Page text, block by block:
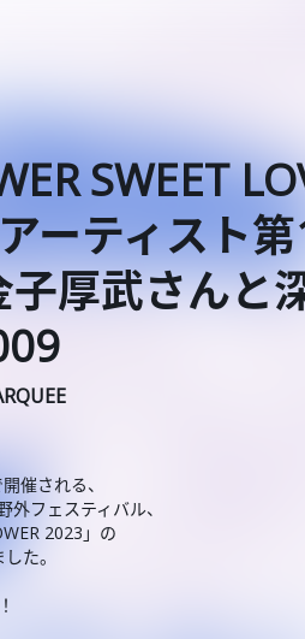
SWEET
ーティスト
子厚武さんと
催される、
フェスティバル、
2023」の
た。